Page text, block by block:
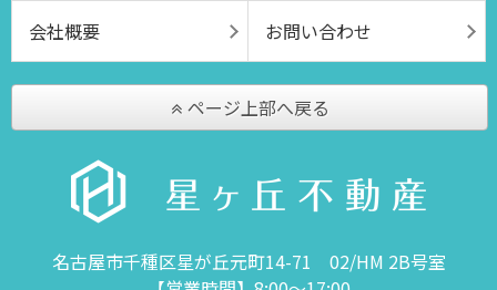
会社概要 お問い合わせ
ページ上部へ戻る
名古屋市千種区星が丘元町14-71 02/HM 2B号室